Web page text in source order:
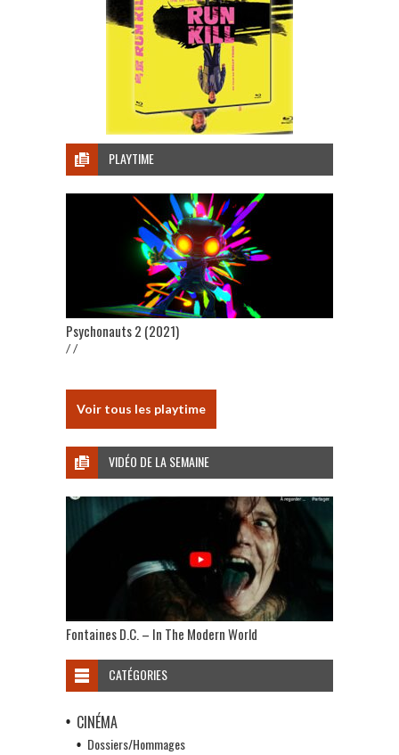
PLAYTIME
Psychonauts 2 (2021)
/ /
Voir tous les playtime
VIDÉO DE LA SEMAINE
Fontaines D.C. – In The Modern World
CATÉGORIES
CINÉMA
Dossiers/Hommages